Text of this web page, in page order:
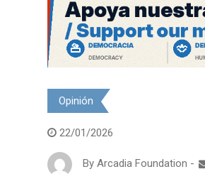
Opinión
22/01/2026
By Arcadia Foundation -